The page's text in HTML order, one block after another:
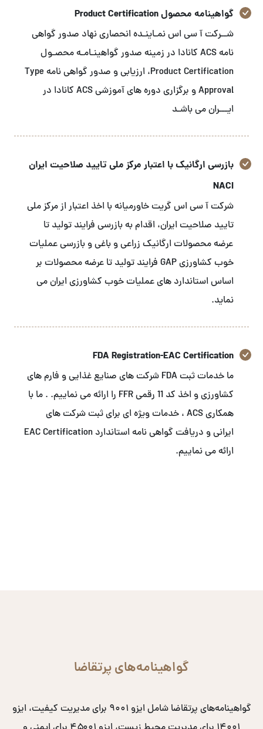
گواهینامه محصول Product Certification
شــرکت آ سی اس نمـاینـده انحصاری نهاد صدور گواهی
نامه ACS کانادا در زمینه صدور گواهینـامـه محصـول
Product Certification، ارزیابی و صدور گواهی نامه Type
Approval و برگزاری دوره های آموزشی ACS کانادا در
ایـــران می باشـد
بازرسی ارگانیک با اعتبار مرکز ملی تایید صلاحیت ایران
NACI
شرکت آ سی اس گریت خاورمیانه با اخذ اعتبار از مرکز ملی
تایید صلاحیت ایران، اقدام به بازرسی فرایند تولید تا
عرضه محصولات ارگانیک زراعی و باغی و بازرسی عملیات
خوب کشاورزی GAP فرایند تولید تا عرضه محصولات بر
اساس استاندارد های عملیات خوب کشاورزی ایران می
نماید.
FDA Registration-EAC Certification
ما خدمات ثبت FDA شرکت های صنایع غذایی و فارم های
کشاورزی و اخذ کد 11 رقمی FFR را ارائه می نماییم. . ما با
همکاری ACS ، خدمات ویژه ای برای ثبت شرکت های
ایرانی و دریافت گواهی نامه استاندارد EAC Certification
ارائه می نماییم.
گواهینامه‌های پرتقاضا
گواهینامه‌های پرتقاضا شامل ایزو ۹۰۰۱ برای مدیریت کیفیت، ایزو